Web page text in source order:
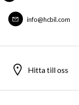
info@hcbil.com
Hitta till oss